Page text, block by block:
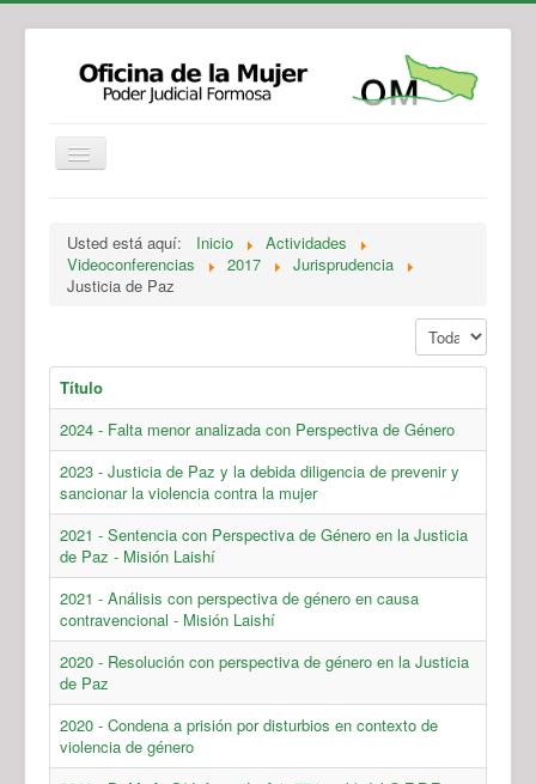
Legislación
Novedades
Recursos y Servicios de Atención
Usted está aquí: Inicio
Actividades
Videoconferencias
2017
Jurisprudencia
Justicia de Paz
Mostrar #
Título
2024 - Falta menor analizada con Perspectiva de Género
2023 - Justicia de Paz y la debida diligencia de prevenir y
sancionar la violencia contra la mujer
2021 - Sentencia con Perspectiva de Género en la Justicia
de Paz - Misión Laishí
2021 - Análisis con perspectiva de género en causa
contravencional - Misión Laishí
2020 - Resolución con perspectiva de género en la Justicia
de Paz
2020 - Condena a prisión por disturbios en contexto de
violencia de género